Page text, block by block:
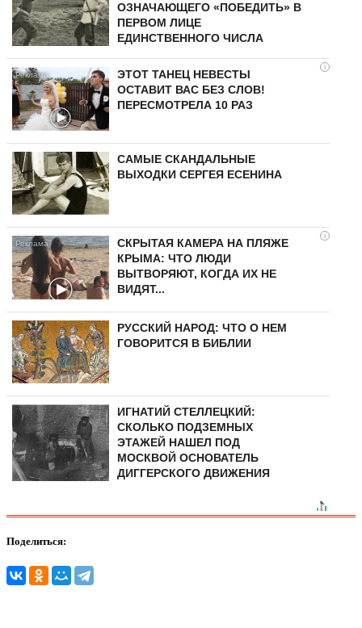
ОЗНАЧАЮЩЕГО «ПОБЕДИТЬ» В
ПЕРВОМ ЛИЦЕ
ЕДИНСТВЕННОГО ЧИСЛА
i
ЭТОТ ТАНЕЦ НЕВЕСТЫ
ОСТАВИТ ВАС БЕЗ СЛОВ!
ПЕРЕСМОТРЕЛА 10 РАЗ
САМЫЕ СКАНДАЛЬНЫЕ
ВЫХОДКИ СЕРГЕЯ ЕСЕНИНА
i
СКРЫТАЯ КАМЕРА НА ПЛЯЖЕ
КРЫМА: ЧТО ЛЮДИ
ВЫТВОРЯЮТ, КОГДА ИХ НЕ
ВИДЯТ...
РУССКИЙ НАРОД: ЧТО О НЕМ
ГОВОРИТСЯ В БИБЛИИ
ИГНАТИЙ СТЕЛЛЕЦКИЙ:
СКОЛЬКО ПОДЗЕМНЫХ
ЭТАЖЕЙ НАШЕЛ ПОД
МОСКВОЙ ОСНОВАТЕЛЬ
ДИГГЕРСКОГО ДВИЖЕНИЯ
Поделиться: